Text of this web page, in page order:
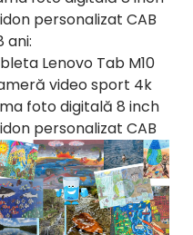
personalizat CAB
ani:
Lenovo Tab M10
video sport 4k
foto digitală 8 inch
personalizat CAB